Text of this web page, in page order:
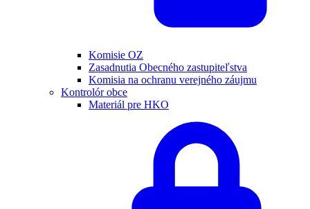
Komisie OZ
Zasadnutia Obecného zastupiteľstva
Komisia na ochranu verejného záujmu
Kontrolór obce
Materiál pre HKO